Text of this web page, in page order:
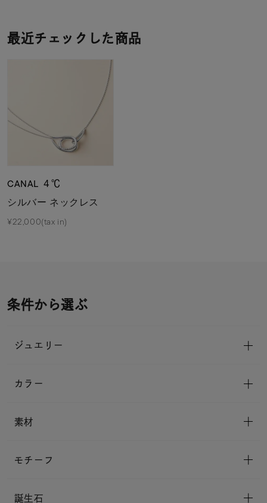
最近チェックした商品
CANAL ４℃
シルバー ネックレス
¥22,000(tax in)
条件から選ぶ
ジュエリー
カラー
素材
モチーフ
誕生石